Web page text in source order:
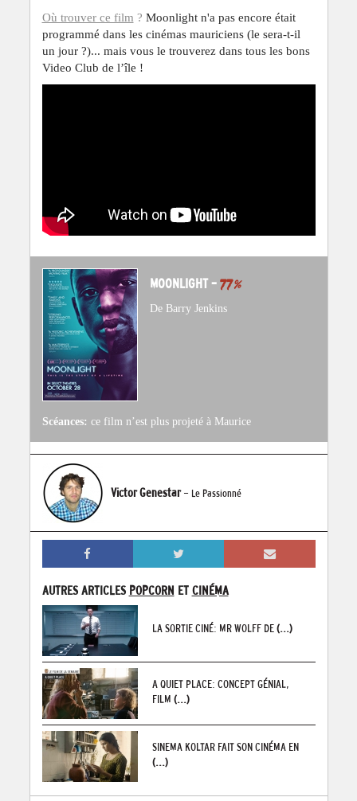
Où trouver ce film ? Moonlight n'a pas encore était
programmé dans les cinémas mauriciens (le sera-t-il
un jour ?)... mais vous le trouverez dans tous les bons
Video Club de l’île !
MOONLIGHT – 77%
De Barry Jenkins
Scéances: ce film n’est plus projeté à Maurice
Victor Genestar - Le Passionné
AUTRES ARTICLES POPCORN ET CINÉMA
LA SORTIE CINÉ: MR WOLFF DE(...)
A QUIET PLACE: CONCEPT GÉNIAL,
FILM (...)
SINEMA KOLTAR FAIT SON CINÉMA EN
(...)